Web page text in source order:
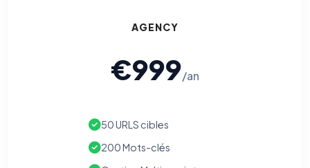
AGENCY
€999/an
50 URLS cibles
200 Mots-clés